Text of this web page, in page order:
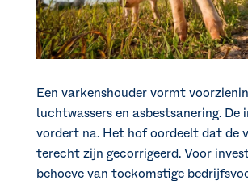
Een varkenshouder vormt
luchtwassers en asbestsanering. De
vordert na. Het hof oordeelt dat de
terecht zijn gecorrigeerd. Voor
behoeve van toekomstige